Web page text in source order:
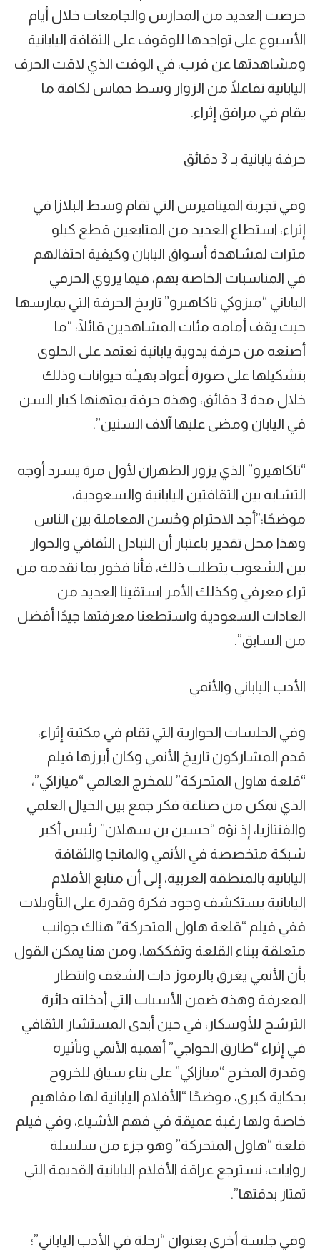
حرصت العديد من المدارس والجامعات خلال أيام
الأسبوع على تواجدها للوقوف على الثقافة اليابانية
ومشاهدتها عن قرب، في الوقت الذي لاقت الحرف
اليابانية تفاعلًا من الزوار وسط حماس لكافة ما
يقام في مرافق إثراء.
حرفة يابانية بـ 3 دقائق
وفي تجربة الميتافيرس التي تقام وسط البلازا في
إثراء، استطاع العديد من المتابعين قطع كيلو
مترات لمشاهدة أسواق اليابان وكيفية احتفالهم
في المناسبات الخاصة بهم، فيما يروي الحرفي
الياباني “ميزوكي تاكاهيرو” تاريخ الحرفة التي يمارسها
حيث يقف أمامه مئات المشاهدين قائلًا: “ما
أصنعه من حرفة يدوية يابانية تعتمد على الحلوى
بتشكيلها على صورة أعواد بهيئة حيوانات وذلك
خلال مدة 3 دقائق، وهذه حرفة يمتهنها كبار السن
في اليابان ومضى عليها آلاف السنين”.
“تاكاهيرو” الذي يزور الظهران لأول مرة يسرد أوجه
التشابه بين الثقافتين اليابانية والسعودية،
موضحًا:”أجد الاحترام وحُسن المعاملة بين الناس
وهذا محل تقدير باعتبار أن التبادل الثقافي والحوار
بين الشعوب يتطلب ذلك، فأنا فخور بما نقدمه من
ثراء معرفي وكذلك الأمر استقينا العديد من
العادات السعودية واستطعنا معرفتها جيدًا أفضل
من السابق”.
الأدب الياباني والأنمي
وفي الجلسات الحوارية التي تقام في مكتبة إثراء،
قدم المشاركون تاريخ الأنمي وكان أبرزها فيلم
“قلعة هاول المتحركة” للمخرج العالمي “ميازاكي”،
الذي تمكن من صناعة فكر جمع بين الخيال العلمي
والفنتازيا، إذ نوّه “حسين بن سهلان” رئيس أكبر
شبكة متخصصة في الأنمي والمانجا والثقافة
اليابانية بالمنطقة العربية، إلى أن متابع الأفلام
اليابانية يستكشف وجود فكرة وقدرة على التأويلات
ففي فيلم “قلعة هاول المتحركة” هناك جوانب
متعلقة ببناء القلعة وتفككها، ومن هنا يمكن القول
بأن الأنمي يغرق بالرموز ذات الشغف وانتظار
المعرفة وهذه ضمن الأسباب التي أدخلته دائرة
الترشح للأوسكار، في حين أبدى المستشار الثقافي
في إثراء “طارق الخواجي” أهمية الأنمي وتأثيره
وقدرة المخرج “ميازاكي” على بناء سياق للخروج
بحكاية كبرى، موضحًا “الأفلام اليابانية لها مفاهيم
خاصة ولها رغبة عميقة في فهم الأشياء، وفي فيلم
قلعة “هاول المتحركة” وهو جزء من سلسلة
روايات، نسترجع عراقة الأفلام اليابانية القديمة التي
تمتاز بدقتها”.
وفي جلسة أخرى بعنوان “رحلة في الأدب الياباني”؛